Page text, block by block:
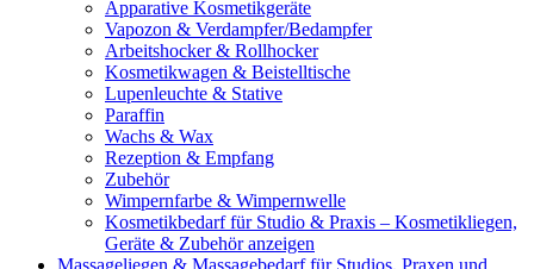
Apparative Kosmetikgeräte
Vapozon & Verdampfer/Bedampfer
Arbeitshocker & Rollhocker
Kosmetikwagen & Beistelltische
Lupenleuchte & Stative
Paraffin
Wachs & Wax
Rezeption & Empfang
Zubehör
Wimpernfarbe & Wimpernwelle
Kosmetikbedarf für Studio & Praxis – Kosmetikliegen,
Geräte & Zubehör anzeigen
Massageliegen & Massagebedarf für Studios, Praxen und